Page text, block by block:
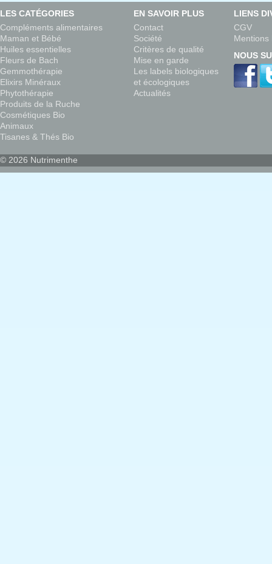
LES CATÉGORIES
Compléments alimentaires
Maman et Bébé
Huiles essentielles
Fleurs de Bach
Gemmothérapie
Elixirs Minéraux
Phytothérapie
Produits de la Ruche
Cosmétiques Bio
Animaux
Tisanes & Thés Bio
EN SAVOIR PLUS
Contact
Société
Critères de qualité
Mise en garde
Les labels biologiques
et écologiques
Actualités
LIENS
CGV
Mentions
NOUS
© 2026 Nutrimenthe